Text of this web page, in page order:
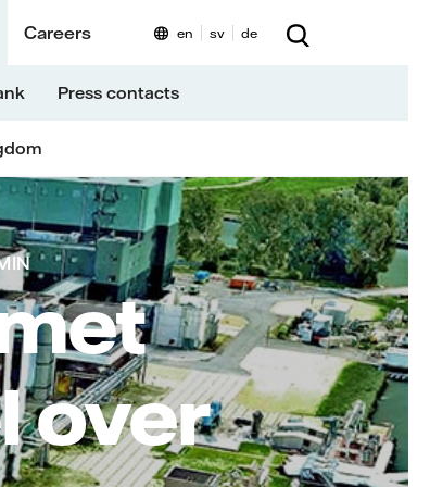
Careers
Press contacts
en sv de
over